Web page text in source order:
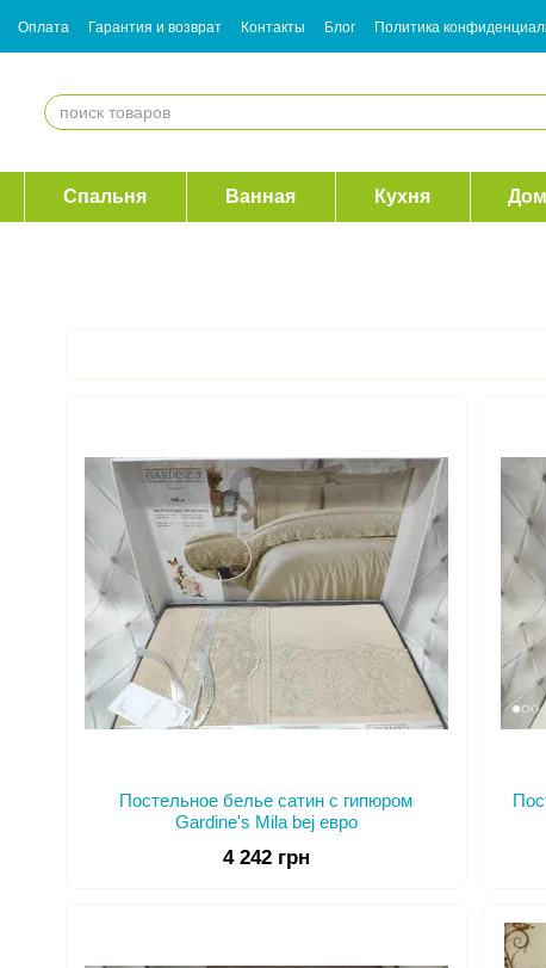
Оплата Гарантия и возврат Контакты Блог Политика
Спальня Ванная Кухня
Постельное белье сатин с гипюром
Gardine's Mila bej евро
4 242 грн